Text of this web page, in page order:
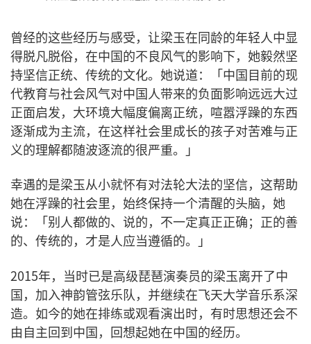
曾经的这些经历与感受，让梁玉在同龄的年轻人中显
得脱凡脱俗，在中国的不良风气的影响下，她毅然坚
持坚信正统、传统的文化。她说道：「中国目前的现
代教育与社会风气对中国人带来的负面影响远远大过
正面启发，大环境大幅度偏离正统，喧嚣浮躁的东西
逐渐成为主流，在这样社会里成长的孩子对苦难与正
义的理解都随波逐流的很严重。」
幸遇的是梁玉从小就怀有对法轮大法的坚信，这帮助
她在浮躁的社会里，始终保持一个清醒的头脑，她
说：「别人都做的、说的，不一定真正正确；正的善
的、传统的，才是人应当遵循的。」
2015年，当时已是高级琵琶演奏员的梁玉离开了中
国，加入神韵管弦乐队，并继续在飞天大学音乐系深
造。如今的她在排练或观看演出时，有时思想还会不
由自主回到中国，回想起她在中国的经历。